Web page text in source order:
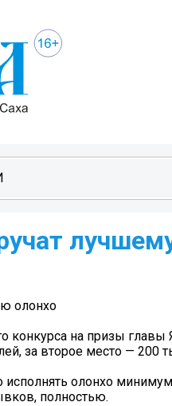
олонхо
конкурса на призы
за второе место — 200
олонхо
полностью.